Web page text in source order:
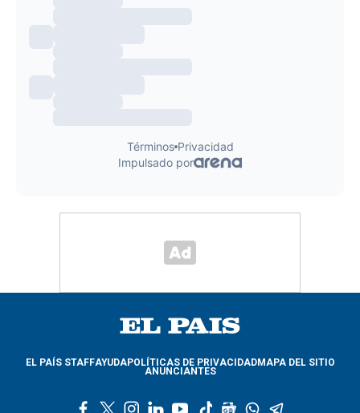
EL PAÍS STAFFAYUDAPOLÍTICAS DE PRIVACIDADMAPA DEL SITIO
ANUNCIANTES
l y t g w